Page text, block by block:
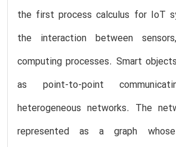
the first process calculus for IoT
the interaction between
computing processes. Smart
as point-to-point
heterogeneous networks. The
represented as a graph